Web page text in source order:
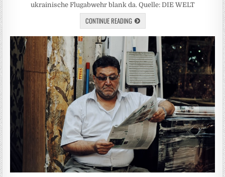
ukrainische Flugabwehr blank da. Quelle: DIE WELT
CONTINUE READING